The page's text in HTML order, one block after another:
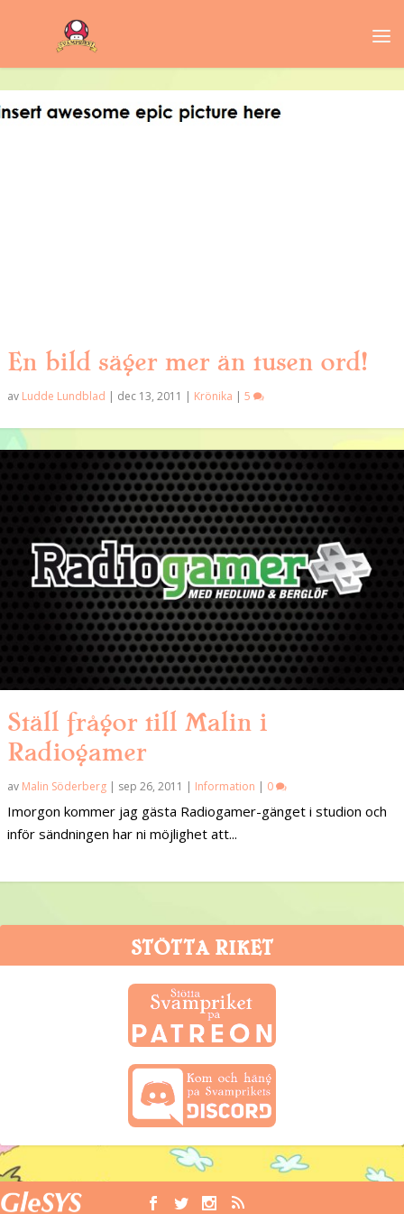
En bild säger mer än tusen ord!
av Ludde Lundblad | dec 13, 2011 | Krönika | 5
Ställ frågor till Malin i
Radiogamer
av Malin Söderberg | sep 26, 2011 | Information | 0
Imorgon kommer jag gästa Radiogamer-gänget i studion och
inför sändningen har ni möjlighet att...
STÖTTA RIKET